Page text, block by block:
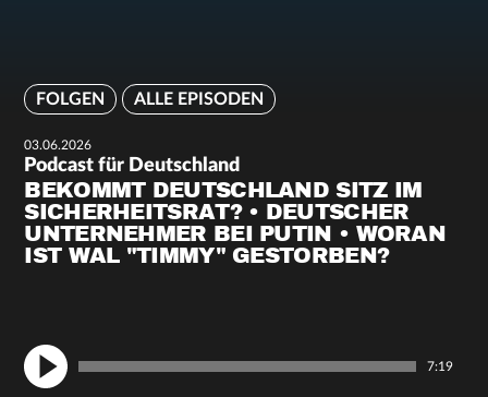
FOLGEN ALLE EPISODEN
03.06.2026
Podcast für Deutschland
BEKOMMT DEUTSCHLAND SITZ IM
SICHERHEITSRAT? • DEUTSCHER
UNTERNEHMER BEI PUTIN • WORAN
IST WAL "TIMMY" GESTORBEN?
7:19